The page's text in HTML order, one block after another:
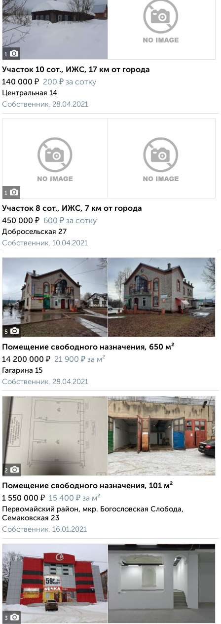
1
Участок 10 сот., ИЖС, 17 км от города
140 000 ₽ 200 ₽ за сотку
Центральная 14
Собственник, 28.04.2021
1
Участок 8 сот., ИЖС, 7 км от города
450 000 ₽ 600 ₽ за сотку
Добросельская 27
Собственник, 10.04.2021
5
Помещение свободного назначения, 650 м²
14 200 000 ₽ 21 900 ₽ за м²
Гагарина 15
Собственник, 28.04.2021
2
Помещение свободного назначения, 101 м²
1 550 000 ₽ 15 400 ₽ за м²
Первомайский район, мкр. Богословская Слобода,
Семаковская 23
Собственник, 16.01.2021
3